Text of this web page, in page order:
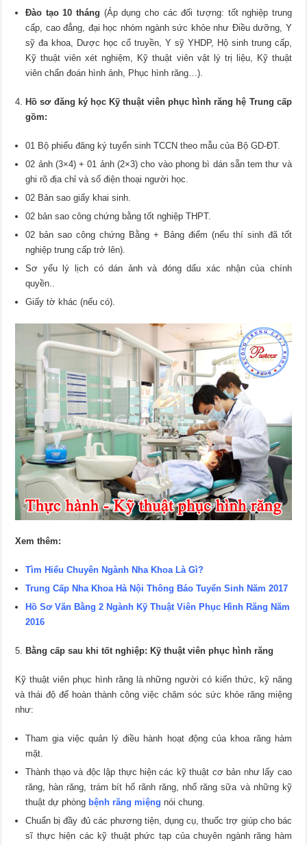
Đào tạo 10 tháng (Áp dụng cho các đối tượng: tốt nghiệp trung
cấp, cao đẳng, đại học nhóm ngành sức khỏe như Điều dưỡng, Y
sỹ đa khoa, Dược học cổ truyền, Y sỹ YHDP, Hộ sinh trung cấp,
Kỹ thuật viên xét nghiệm, Kỹ thuật viên vật lý trị liệu, Kỹ thuật
viên chẩn đoán hình ảnh, Phục hình răng…).
Hồ sơ đăng ký học Kỹ thuật viên phục hình răng hệ Trung cấp
gồm:
01 Bộ phiếu đăng ký tuyển sinh TCCN theo mẫu của Bộ GD-ĐT.
02 ảnh (3×4) + 01 ảnh (2×3) cho vào phong bì dán sẵn tem thư và
ghi rõ địa chỉ và số điện thoại người học.
02 Bản sao giấy khai sinh.
02 bản sao công chứng bằng tốt nghiệp THPT.
02 bản sao công chứng Bằng + Bảng điểm (nếu thí sinh đã tốt
nghiệp trung cấp trở lên).
Sơ yếu lý lịch có dán ảnh và đóng dấu xác nhận của chính
quyền..
Giấy tờ khác (nếu có).
Xem thêm:
Tìm Hiểu Chuyên Ngành Nha Khoa Là Gì?
Trung Cấp Nha Khoa Hà Nội Thông Báo Tuyển Sinh Năm 2017
Hồ Sơ Văn Bằng 2 Ngành Kỹ Thuật Viên Phục Hình Răng Năm
2016
Bằng cấp sau khi tốt nghiệp: Kỹ thuật viên phục hình răng
Kỹ thuật viên phục hình răng là những người có kiến thức, kỹ năng
và thái độ để hoàn thành công việc chăm sóc sức khỏe răng miệng
như:
Tham gia việc quản lý điều hành hoạt động của khoa răng hàm
mặt.
Thành thạo và độc lập thực hiện các kỹ thuật cơ bản như lấy cao
răng, hàn răng, trám bít hố rãnh răng, nhổ răng sữa và những kỹ
thuật dự phòng bệnh răng miệng nói chung.
Chuẩn bị đầy đủ các phương tiện, dụng cụ, thuốc trợ giúp cho bác
sĩ thực hiện các kỹ thuật phức tạp của chuyên ngành răng hàm